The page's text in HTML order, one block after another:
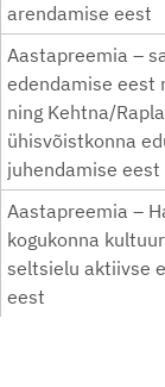
arendamise eest
Aastapreemia –
edendamise eest
ning Kehtna/Rapla
ühisvõistkonna
juhendamise eest
Aastapreemia –
kogukonna
seltsielu aktiivse
eest